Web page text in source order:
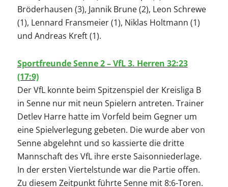
Bröderhausen (3), Jannik Brune (2), Leon Schrewe
(1), Lennard Fransmeier (1), Niklas Holtmann (1)
und Andreas Kreft (1).
Sportfreunde Senne 2 – VfL 3. Herren 32:23
(17:9)
Der VfL konnte beim Spitzenspiel der Kreisliga B
in Senne nur mit neun Spielern antreten. Trainer
Detlev Harre hatte im Vorfeld beim Gegner um
eine Spielverlegung gebeten. Die wurde aber von
Senne abgelehnt und so kassierte die dritte
Mannschaft des VfL ihre erste Saisonniederlage.
In der ersten Viertelstunde war die Partie offen.
Zu diesem Zeitpunkt führte Senne mit 8:6-Toren.